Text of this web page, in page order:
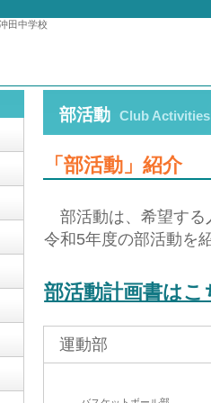
田中学校
部活動 Club Activities
「部活動」紹介
部活動は、希望する
令和5年度の部活動を
部活動計画書はこ
運動部